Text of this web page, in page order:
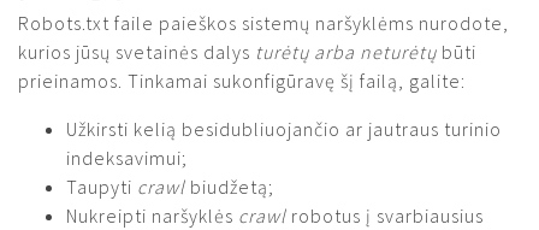
Robots.txt faile paieškos sistemų naršyklėms nurodote,
kurios jūsų svetainės dalys turėtų arba neturėtų būti
prieinamos. Tinkamai sukonfigūravę šį failą, galite:
Užkirsti kelią besidubliuojančio ar jautraus turinio
indeksavimui;
Taupyti crawl biudžetą;
Nukreipti naršyklės crawl robotus į svarbiausius